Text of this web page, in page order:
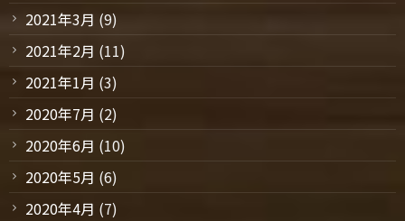
2021年3月 (9)
2021年2月 (11)
2021年1月 (3)
2020年7月 (2)
2020年6月 (10)
2020年5月 (6)
2020年4月 (7)